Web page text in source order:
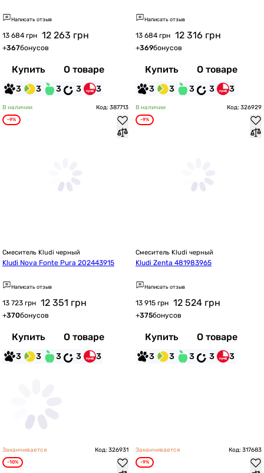
Написать отзыв
13 684 грн 12 263 грн
+367бонусов
Купить О товаре
3 3 3 3 3
Написать отзыв
13 684 грн 12 316 грн
+369бонусов
Купить О товаре
3 3 3 3 3
В наличии Код: 387713
-9%
Смеситель Kludi черный
Kludi Nova Fonte Pura 202443915
Написать отзыв
13 723 грн 12 351 грн
+370бонусов
Купить О товаре
3 3 3 3 3
В наличии Код: 326929
-9%
Смеситель Kludi черный
Kludi Zenta 481983965
Написать отзыв
13 915 грн 12 524 грн
+375бонусов
Купить О товаре
3 3 3 3 3
Заканчивается Код: 326931
-10%
Заканчивается Код: 317683
-9%